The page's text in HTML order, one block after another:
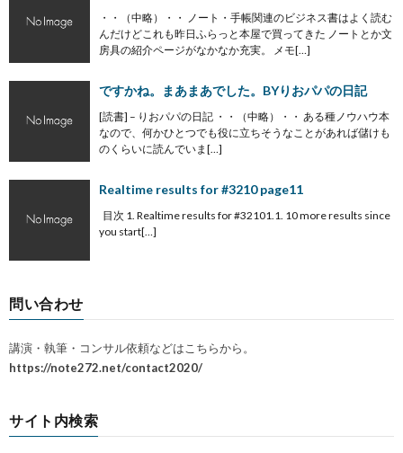
・・（中略）・・ ノート・手帳関連のビジネス書はよく読む
んだけどこれも昨日ふらっと本屋で買ってきた ノートとか文
房具の紹介ページがなかなか充実。 メモ[…]
ですかね。まあまあでした。BYりおパパの日記
[読書] – りおパパの日記 ・・（中略）・・ ある種ノウハウ本
なので、何かひとつでも役に立ちそうなことがあれば儲けも
のくらいに読んでいま[…]
Realtime results for #3210 page11
目次 1. Realtime results for #32101.1. 10 more results since
you start[…]
問い合わせ
講演・執筆・コンサル依頼などはこちらから。
https://note272.net/contact2020/
サイト内検索